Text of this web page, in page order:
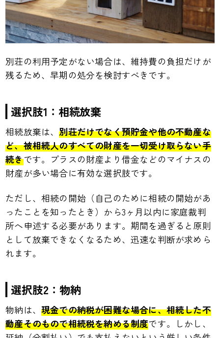
別荘の利用予定がない場合は、維持費の負担だけが
残るため、早期の処分を検討すべきです。
選択肢1：相続放棄
相続放棄は、別荘だけでなく預貯金や他の不動産な
ど、被相続人のすべての財産を一切受け取らない手
続きです。プラスの財産より借金などのマイナスの
財産が多い場合に有効な選択肢です。
ただし、相続の開始（自己のために相続の開始があ
ったことを知ったとき）から3ヶ月以内に家庭裁判
所へ申述する必要があります。期間を過ぎると原則
として放棄できなくなるため、迅速な判断が求めら
れます。
選択肢2：物納
物納は、現金での納税が困難な場合に、相続した不
動産そのもので相続税を納める制度です。しかし、